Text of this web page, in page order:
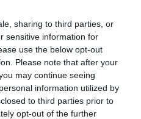
sharing to third parties, or
sensitive information for
use the below opt-out
Please note that after your
may continue seeing
information utilized by
to third parties prior to
opt-out of the further
sube pérdidas
pese a vender un 39%